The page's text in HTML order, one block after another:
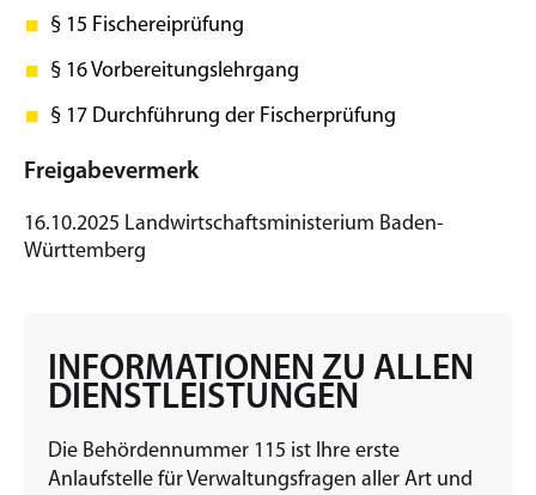
§ 15 Fischereiprüfung
§ 16 Vorbereitungslehrgang
§ 17 Durchführung der Fischerprüfung
Freigabevermerk
16.10.2025 Landwirtschaftsministerium Baden-
Württemberg
INFORMATIONEN ZU ALLEN
DIENSTLEISTUNGEN
Die Behördennummer 115 ist Ihre erste
Anlaufstelle für Verwaltungsfragen aller Art und